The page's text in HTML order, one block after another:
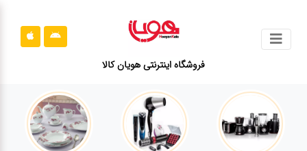
فروشگاه اینترنتی هویان کالا
محصولات
قوانین
سایت